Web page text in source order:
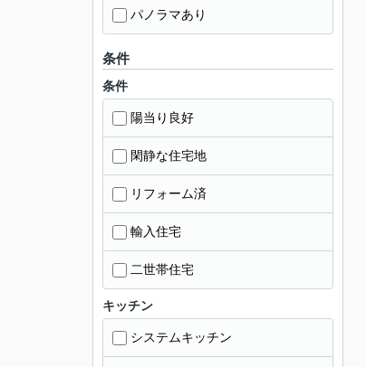
パノラマあり
条件
条件
陽当り良好
閑静な住宅地
リフォーム済
輸入住宅
二世帯住宅
キッチン
システムキッチン